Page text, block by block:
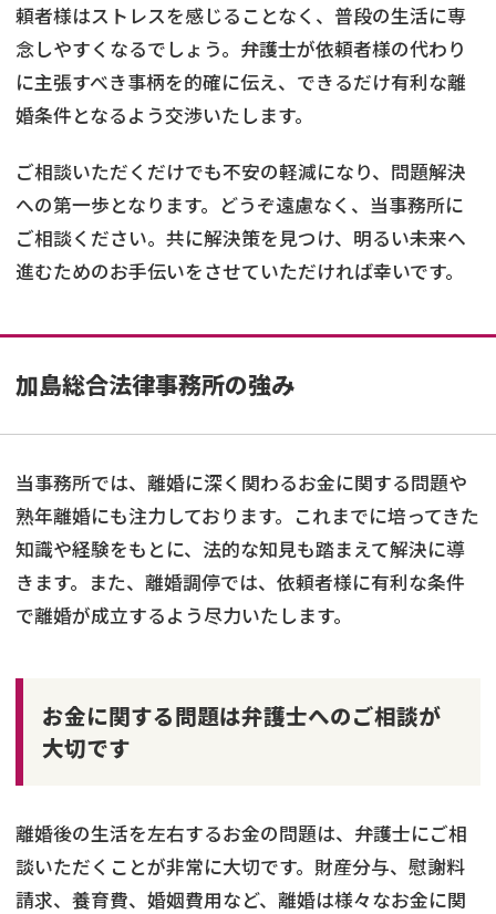
頼者様はストレスを感じることなく、普段の生活に専
念しやすくなるでしょう。弁護士が依頼者様の代わり
に主張すべき事柄を的確に伝え、できるだけ有利な離
婚条件となるよう交渉いたします。
ご相談いただくだけでも不安の軽減になり、問題解決
への第一歩となります。どうぞ遠慮なく、当事務所に
ご相談ください。共に解決策を見つけ、明るい未来へ
進むためのお手伝いをさせていただければ幸いです。
加島総合法律事務所の強み
当事務所では、離婚に深く関わるお金に関する問題や
熟年離婚にも注力しております。これまでに培ってきた
知識や経験をもとに、法的な知見も踏まえて解決に導
きます。また、離婚調停では、依頼者様に有利な条件
で離婚が成立するよう尽力いたします。
お金に関する問題は弁護士へのご相談が
大切です
離婚後の生活を左右するお金の問題は、弁護士にご相
談いただくことが非常に大切です。財産分与、慰謝料
請求、養育費、婚姻費用など、離婚は様々なお金に関